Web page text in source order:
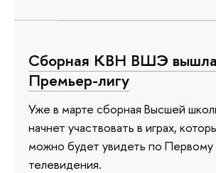
Сборная КВН ВШЭ
Премьер-лигу
Уже в марте сборная Высшей
начнет участвовать в играх,
можно будет увидеть по Первому
телевидения.